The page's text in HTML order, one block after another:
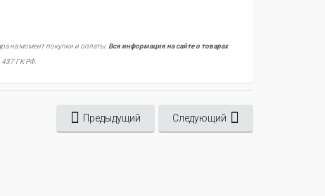
на момент покупки и оплаты.Вся информация на сайте о товарах
437 ГК РФ.
Предыдущий Следующий